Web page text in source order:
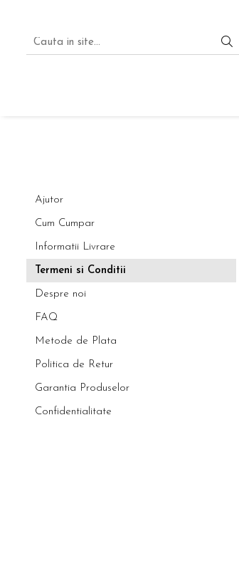
Ajutor
Cum Cumpar
Informatii Livrare
Termeni si Conditii
Despre noi
FAQ
Metode de Plata
Politica de Retur
Garantia Produselor
Confidentialitate